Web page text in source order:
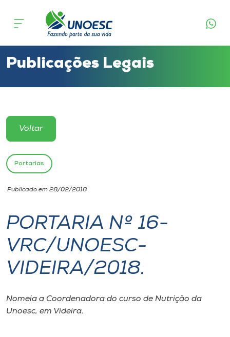
Cursos
Atendimento ao Estudante
Portal de Ensino
Unoesc
Internacionalização
I.nova
Cultura
Publicações Legais
Voltar
Portarias
Publicado em 28/02/2018
PORTARIA Nº 16-
VRC/UNOESC-
VIDEIRA/2018.
Nomeia a Coordenadora do curso de Nutrição da
Unoesc, em Videira.